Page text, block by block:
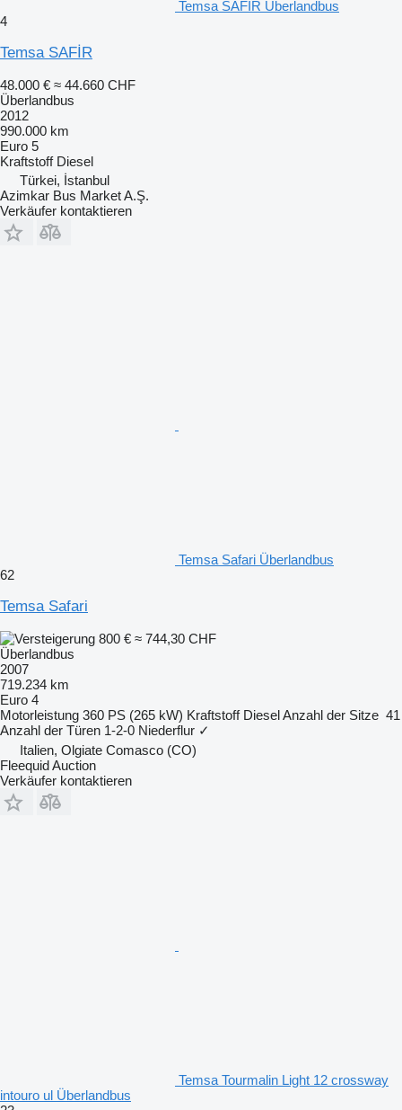
Temsa SAFİR Überlandbus
4
Temsa SAFİR
48.000 € ≈ 44.660 CHF
Überlandbus
2012
990.000 km
Euro 5
Kraftstoff Diesel
Türkei, İstanbul
Azimkar Bus Market A.Ş.
Verkäufer kontaktieren
Temsa Safari Überlandbus
62
Temsa Safari
800 € ≈ 744,30 CHF
Überlandbus
2007
719.234 km
Euro 4
Motorleistung 360 PS (265 kW) Kraftstoff DieselAnzahl der Sitze 41
Anzahl der Türen 1-2-0 Niederflur ✓
Italien, Olgiate Comasco (CO)
Fleequid Auction
Verkäufer kontaktieren
Temsa Tourmalin Light 12 crossway
intouro ul Überlandbus